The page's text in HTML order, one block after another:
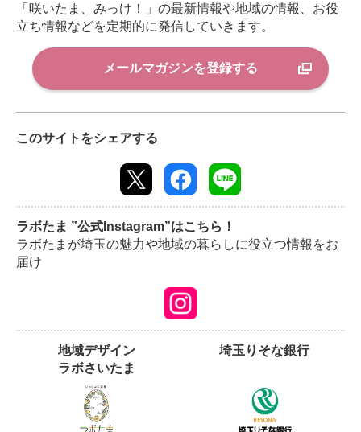
「咲いたま、みっけ！」の最新情報や地域の情報、お役
立ち情報などを定期的に発信していきます。
メールマガジンを登録する
このサイトをシェアする
ラボたま ”公式Instagram”はこちら！
ラボたまが埼玉の魅力や地域の暮らしに役立つ情報をお
届け
地域デザイン
ラボさいたま
埼玉りそな銀行